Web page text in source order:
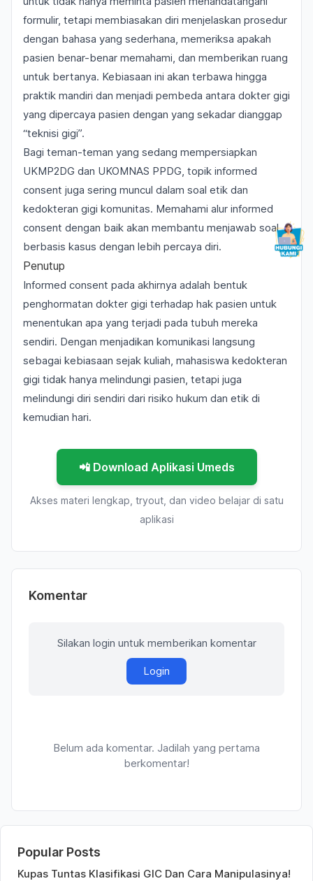
formulir, tetapi membiasakan diri menjelaskan prosedur
dengan bahasa yang sederhana, memeriksa apakah
pasien benar-benar memahami, dan memberikan ruang
untuk bertanya. Kebiasaan ini akan terbawa hingga
praktik mandiri dan menjadi pembeda antara dokter gigi
yang dipercaya pasien dengan yang sekadar dianggap
“teknisi gigi”.
Bagi teman-teman yang sedang mempersiapkan
UKMP2DG dan UKOMNAS PPDG, topik informed
consent juga sering muncul dalam soal etik dan
kedokteran gigi komunitas. Memahami alur informed
consent dengan baik akan membantu menjawab soal
berbasis kasus dengan lebih percaya diri.
Penutup
Informed consent pada akhirnya adalah bentuk
penghormatan dokter gigi terhadap hak pasien untuk
menentukan apa yang terjadi pada tubuh mereka
sendiri. Dengan menjadikan komunikasi langsung
sebagai kebiasaan sejak kuliah, mahasiswa kedokteran
gigi tidak hanya melindungi pasien, tetapi juga
melindungi diri sendiri dari risiko hukum dan etik di
kemudian hari.
📲 Download Aplikasi Umeds
Akses materi lengkap, tryout, dan video belajar di satu
aplikasi
Komentar
Silakan login untuk memberikan komentar
Login
Belum ada komentar. Jadilah yang pertama
berkomentar!
Popular Posts
Kupas Tuntas Klasifikasi GIC Dan Cara Manipulasinya!